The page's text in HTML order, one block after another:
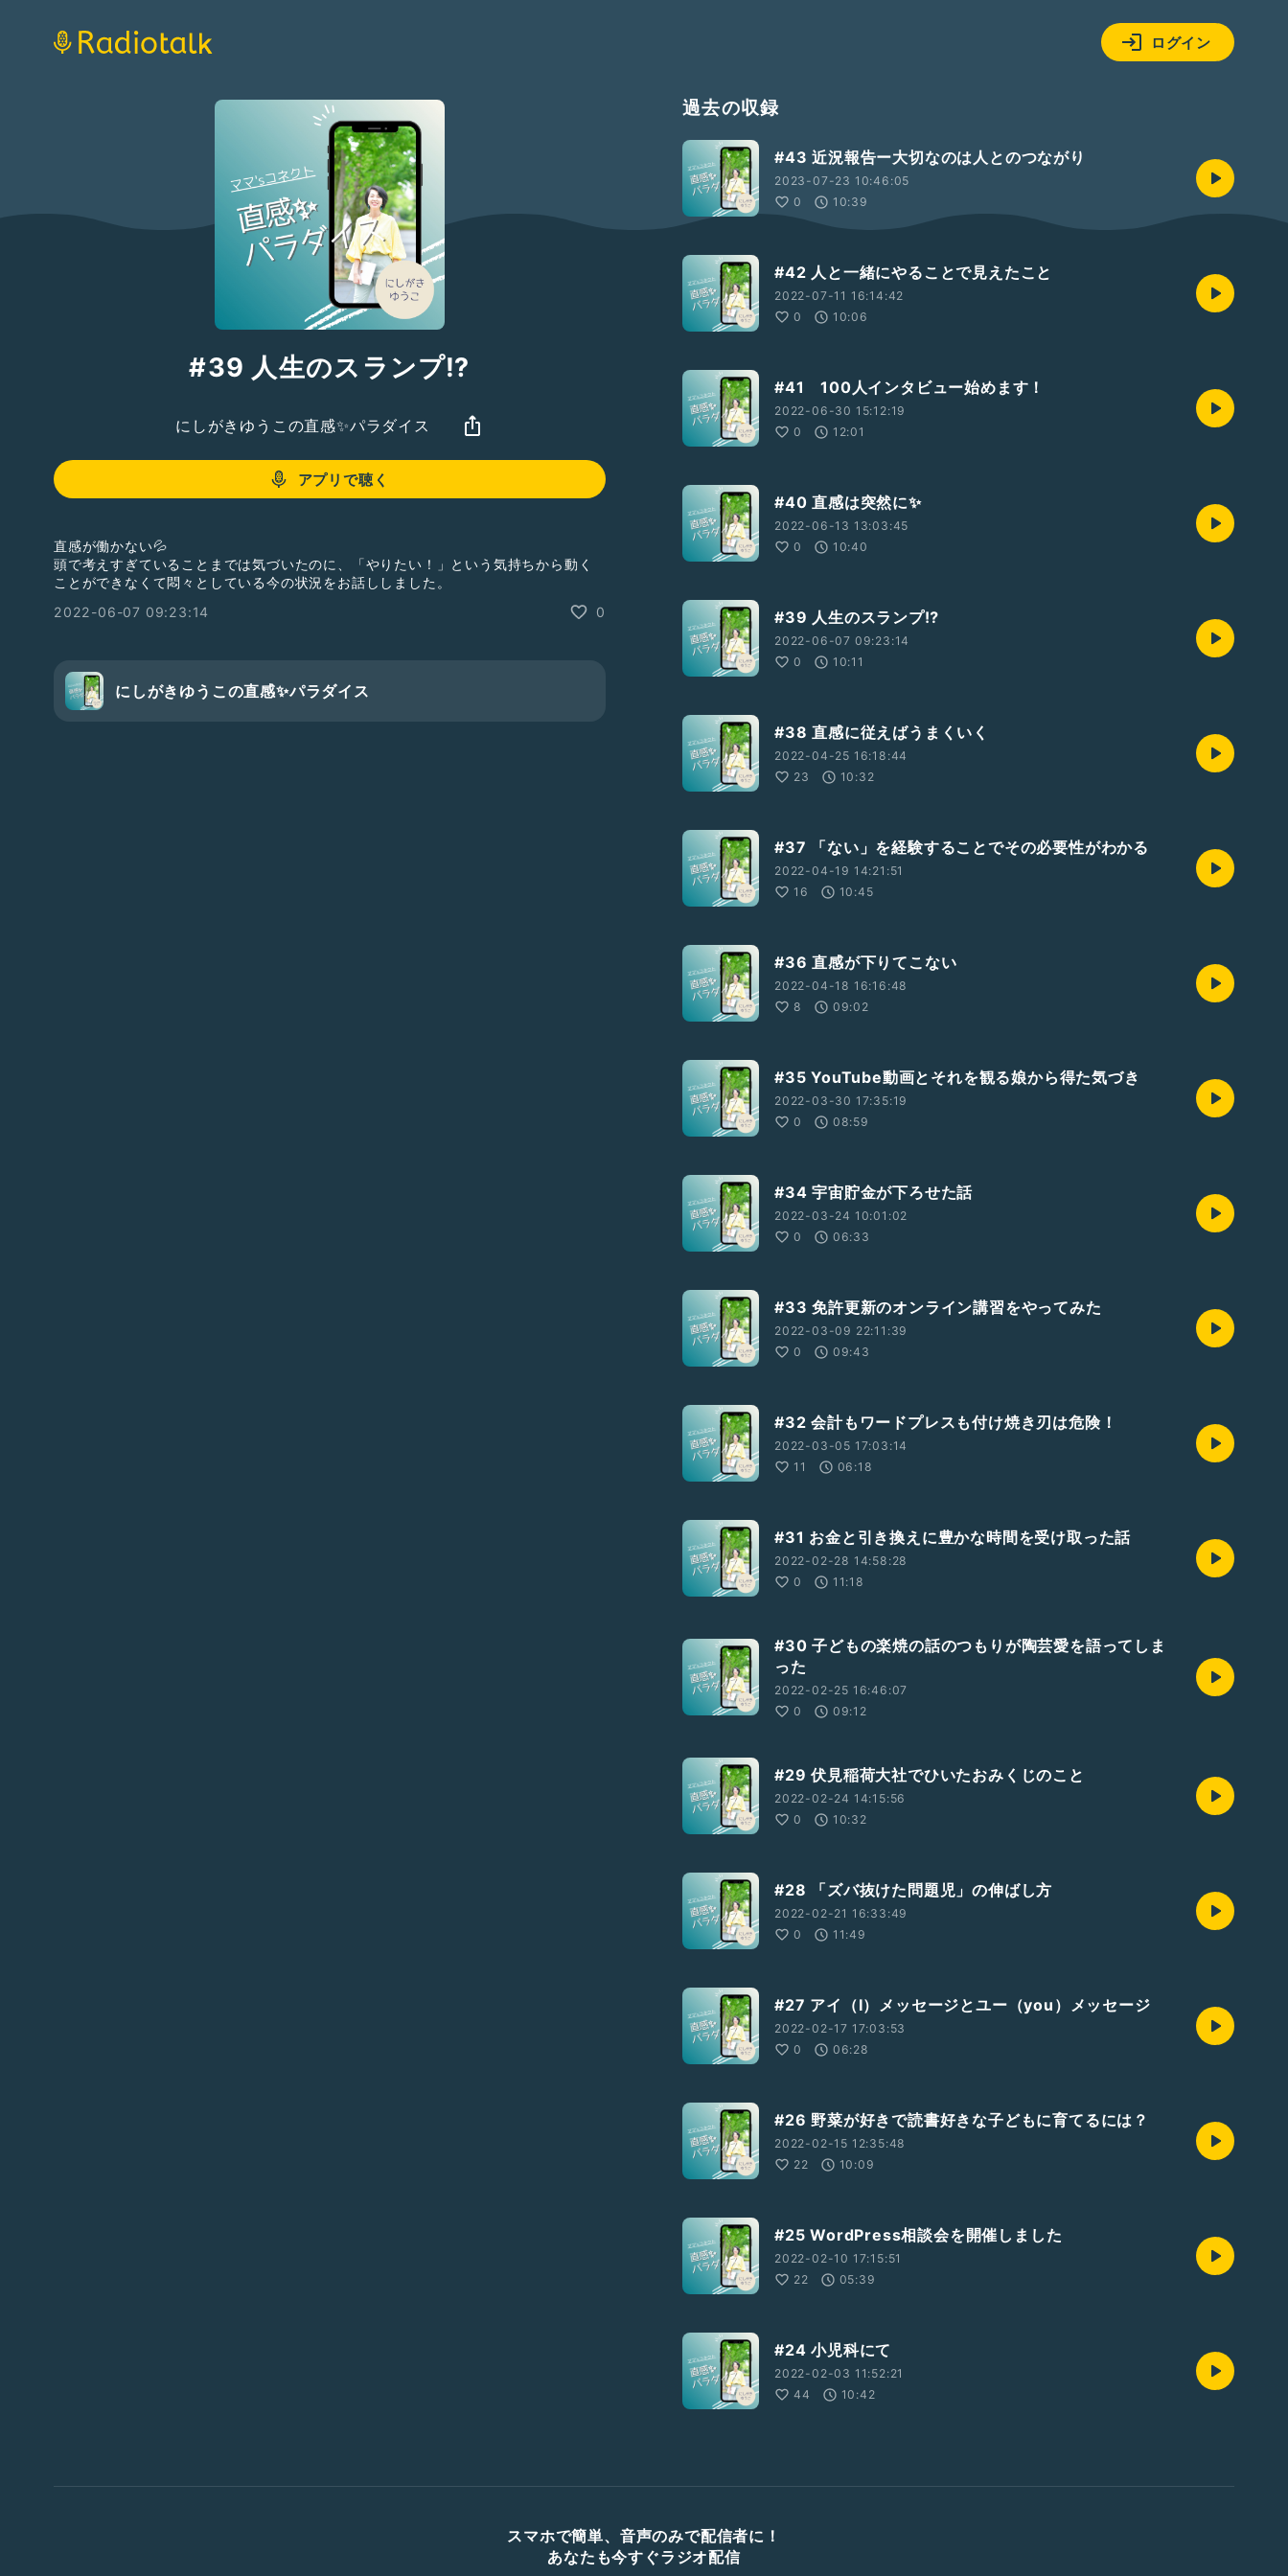
ログイン
#39 人生のスランプ⁉️
にしがきゆうこの直感✨パラダイス
アプリで聴く
直感が働かない💦
頭で考えすぎていることまでは気づいたのに、「やりたい！」という気持ちから動く
ことができなくて悶々としている今の状況をお話ししました。
2022-06-07 09:23:14
0
にしがきゆうこの直感✨パラダイス
過去の収録
#43 近況報告ー大切なのは人とのつながり
2023-07-23 10:46:05
0
10:39
#42 人と一緒にやることで見えたこと
2022-07-11 16:14:42
0
10:06
#41 100人インタビュー始めます！
2022-06-30 15:12:19
0
12:01
#40 直感は突然に✨
2022-06-13 13:03:45
0
10:40
#39 人生のスランプ⁉️
2022-06-07 09:23:14
0
10:11
#38 直感に従えばうまくいく
2022-04-25 16:18:44
23
10:32
#37 「ない」を経験することでその必要性がわかる
2022-04-19 14:21:51
16
10:45
#36 直感が下りてこない
2022-04-18 16:16:48
8
09:02
#35 YouTube動画とそれを観る娘から得た気づき
2022-03-30 17:35:19
0
08:59
#34 宇宙貯金が下ろせた話
2022-03-24 10:01:02
0
06:33
#33 免許更新のオンライン講習をやってみた
2022-03-09 22:11:39
0
09:43
#32 会計もワードプレスも付け焼き刃は危険！
2022-03-05 17:03:14
11
06:18
#31 お金と引き換えに豊かな時間を受け取った話
2022-02-28 14:58:28
0
11:18
#30 子どもの楽焼の話のつもりが陶芸愛を語ってしま
った
2022-02-25 16:46:07
0
09:12
#29 伏見稲荷大社でひいたおみくじのこと
2022-02-24 14:15:56
0
10:32
#28 「ズバ抜けた問題児」の伸ばし方
2022-02-21 16:33:49
0
11:49
#27 アイ（I）メッセージとユー（you）メッセージ
2022-02-17 17:03:53
0
06:28
#26 野菜が好きで読書好きな子どもに育てるには？
2022-02-15 12:35:48
22
10:09
#25 WordPress相談会を開催しました
2022-02-10 17:15:51
22
05:39
#24 小児科にて
2022-02-03 11:52:21
44
10:42
スマホで簡単、音声のみで配信者に！
あなたも今すぐラジオ配信